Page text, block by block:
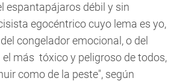
espantapájaros débil y sin
egocéntrico cuyo lema es yo,
congelador emocional, o del
más tóxico y peligroso de todos,
como de la peste", según